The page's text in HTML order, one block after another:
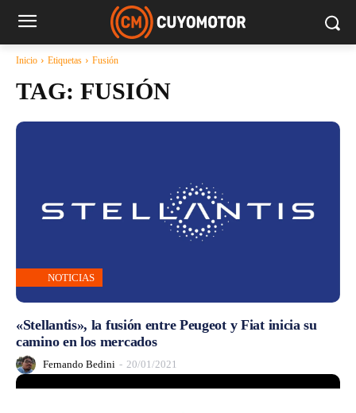
Inicio Etiquetas Fusión
TAG: FUSIÓN
NOTICIAS
«Stellantis», la fusión entre Peugeot y Fiat inicia su
camino en los mercados
Fernando Bedini - 20/01/2021